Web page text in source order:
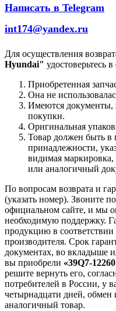
Написать в Telegram
int174@yandex.ru
Для осуществления
Hyundai" удостоверьтесь
Приобретенная
Она не
Имеются документы,
покупки.
Оригинальная
Товар должен быть в
принадлежности,
видимая маркировка,
или аналогичный
По вопросам возврата и
(указать номер). Звоните
официальном сайте, и мы
необходимую поддержку.
продукцию в
производителя. Срок
документах, во вкладыше
вы приобрели «39Q7-
решите вернуть его,
потребителей в России, у
четырнадцати дней, обмен
аналогичный товар.